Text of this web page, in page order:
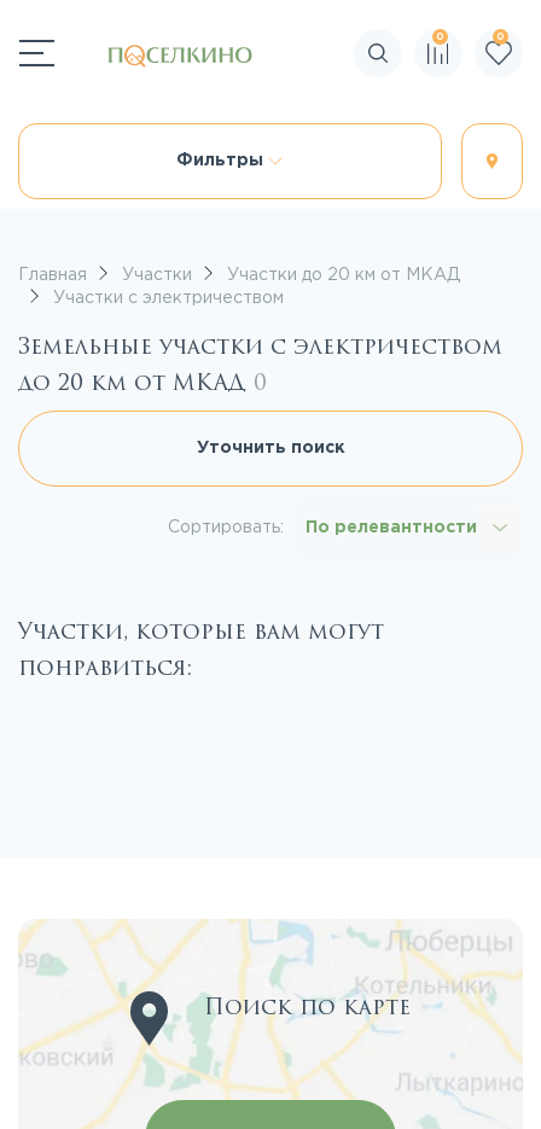
Поиск по сайту
0 0
Фильтры
Главная Участки
Участки до 20 км от МКАД
Участки с электричеством
Земельные участки с электричеством
до 20 км от МКАД 0
Уточнить поиск
Сортировать: По релевантности
Участки, которые вам могут
понравиться:
Поиск по карте